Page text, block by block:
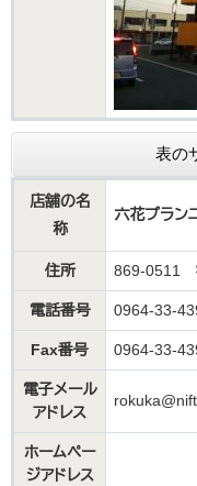
表の
店舗の名
称
六花プラン
住所 869-0511
電話番号 0964-33-
Fax番号 0964-33-
電子メール
アドレス
ホームペー
ジアドレス